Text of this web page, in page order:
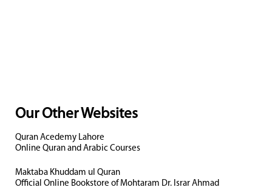
Our Other Websites
Quran Acedemy Lahore
Online Quran and Arabic Courses
Maktaba Khuddam ul Quran
Official Online Bookstore of Mohtaram Dr. Israr Ahmad